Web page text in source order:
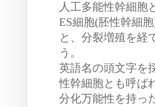
人工多能性幹細胞
ES細胞(胚性幹細
と、分裂増殖を経
う。
英語名の頭文字を
性幹細胞とも呼ば
分化万能性を持っ